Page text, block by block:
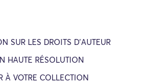
SUR LES DROITS D’AUTEUR
HAUTE RÉSOLUTION
À VOTRE COLLECTION